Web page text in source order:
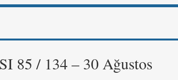
85 / 134 – 30 Ağustos